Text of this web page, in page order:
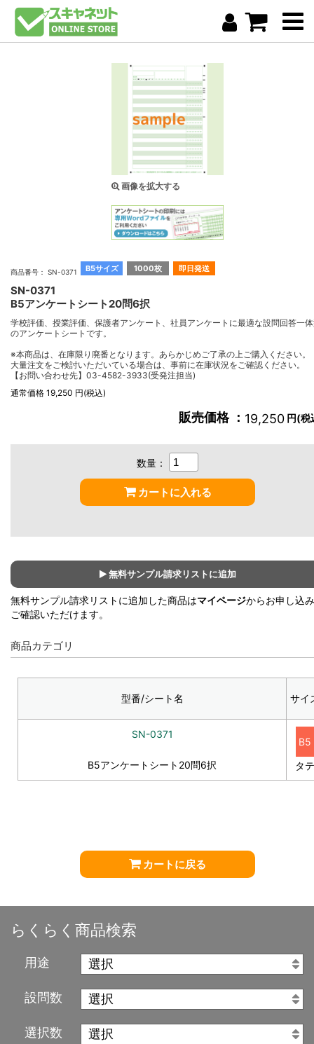
画像を拡大する
B5サイズ 1000枚 即日発送
商品番号： SN-0371
SN-0371
B5アンケートシート20問6択
学校評価、授業評価、保護者アンケート、社員アンケートに最適な設問回答一
のアンケートシートです。
※本商品は、在庫限り廃番となります。あらかじめご了承の上ご購入ください。
大量注文をご検討いただいている場合は、事前に在庫状況をご確認ください。
【お問い合わせ先】03-4582-3933(受発注担当)
通常価格 19,250 円(税込)
販売価格 ： 19,250 円(税
数量：
カートに入れる
無料サンプル請求リストに追加
無料サンプル請求リストに追加した商品はマイページからお申し込
ご確認いただけます。
商品カテゴリ
型番/シート名 サイ
SN-0371
B5アンケートシート20問6択
B5
タテ
カートに戻る
らくらく商品検索
用途
設問数
選択数